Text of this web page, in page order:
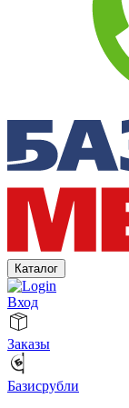
Каталог
Вход
Заказы
Базисрубли